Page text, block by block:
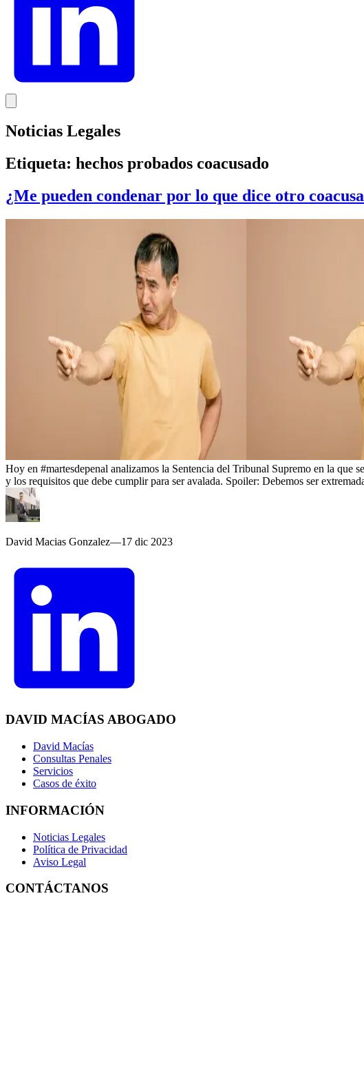
Noticias Legales
Etiqueta: hechos probados coacusado
¿Me pueden condenar por lo que dice otro
Hoy en #martesdepenal analizamos la Sentencia del Tribunal Supremo en la que
y los requisitos que debe cumplir para ser avalada. Spoiler: Debemos ser
David Macias Gonzalez—17 dic 2023
DAVID MACÍAS ABOGADO
David Macías
Consultas Penales
Servicios
Casos de éxito
INFORMACIÓN
Noticias Legales
Política de Privacidad
Aviso Legal
CONTÁCTANOS